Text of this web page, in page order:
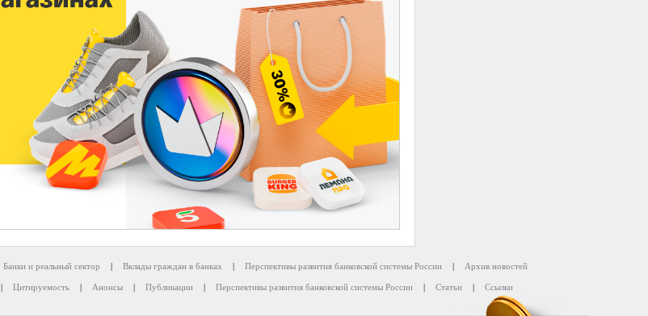
Банки и реальный сектор | Вклады граждан в банках | Перспективы развития банковской системы России | Архив новостей
| Цитируемость | Анонсы | Публикации | Перспективы развития банковской системы России | Статьи | Ссылки